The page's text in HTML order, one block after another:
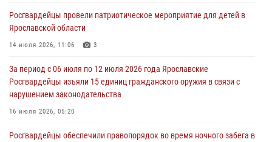
За период с 20 июля по 26 июля 2026 года Ярославские
Росгвардейцы изъяли 41 единицу гражданского оружия в связи с
нарушением законодательства
В региональном управлении Росгвардии состоялся молебен,
приуроченный к празднику Крещения Руси
28 июля 2026, 14:56
Росгвардейцы провели патриотическое мероприятие для детей в
Ярославской области
14 июля 2026, 11:06 3
За период с 06 июля по 12 июля 2026 года Ярославские
Росгвардейцы изъяли 15 единиц гражданского оружия в связи с
нарушением законодательства
16 июля 2026, 05:20
Росгвардейцы обеспечили правопорядок во время ночного забега в